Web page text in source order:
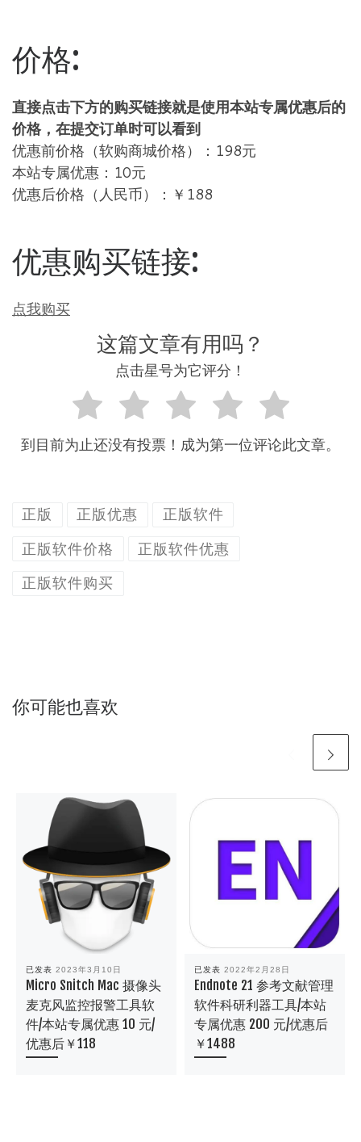
价格:
直接点击下方的购买链接就是使用本站专属优惠后的
价格，在提交订单时可以看到
优惠前价格（软购商城价格）：198元
本站专属优惠：10元
优惠后价格（人民币）：￥188
优惠购买链接:
点我购买
这篇文章有用吗？
点击星号为它评分！
到目前为止还没有投票！成为第一位评论此文章。
正版 正版优惠 正版软件
正版软件价格 正版软件优惠
正版软件购买
你可能也喜欢
已发表 2023年3月10日
Micro Snitch Mac 摄像头
麦克风监控报警工具软
件/本站专属优惠 10 元/
优惠后￥118
已发表 2022年2月28日
Endnote 21 参考文献管理
软件科研利器工具/本站
专属优惠 200 元/优惠后
￥1488